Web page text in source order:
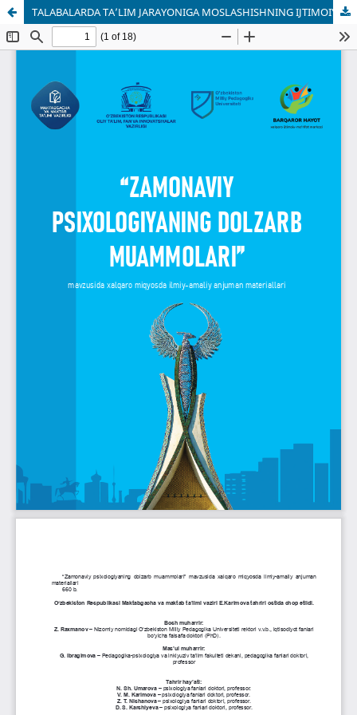
TALABALARDA TA’LIM JARAYONIGA MOSLASHISHNING IJTIMOIY-PSIXOLOGIK XUSUSIYATLARI